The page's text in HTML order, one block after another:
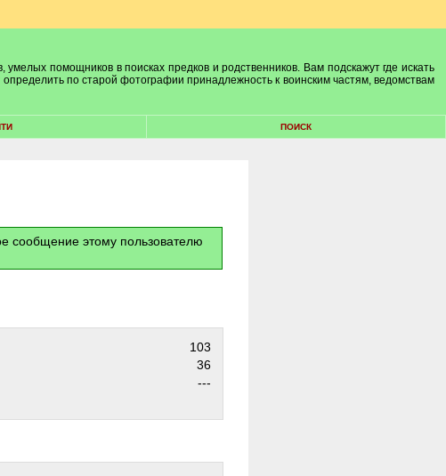
помощников в поисках предков и родственников. Вам подскажут где искать
по старой фотографии принадлежность к воинским частям, ведомствам
ПОИСК
сообщение этому пользователю
103
36
---